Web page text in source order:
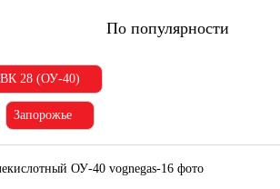
По популярности
28 (ОУ-40)
Запорожье